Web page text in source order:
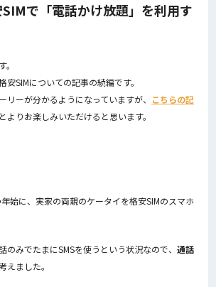
SIMで「電話かけ放題」を利用す
SIMについての記事の続編です。
リーが分かるようになっていますが、
こちらの記
よりお楽しみいただけると思います。
始に、実家の両親のケータイを格安SIMのスマホ
のみでたまにSMSを使うという状況なので、 通話
えました。